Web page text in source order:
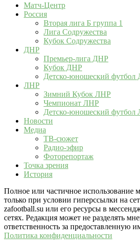
Матч-Центр
Россия
Вторая лига Б группа 1
Лига Содружества
Кубок Содружества
ДНР
Премьер-лига ДНР
Кубок ДНР
Детско-юношеский
ЛНР
Зимний Кубок ЛНР
Чемпионат ЛНР
Детско-юношеский
Новости
Медиа
ТВ-сюжет
Радио-эфир
Фоторепортаж
Точка зрения
История
Полное или частичное использование
только при условии гиперссылки на
zafootball.su или его ресурсы в
сетях. Редакция может не разделять
ответственность за предоставленную
Политика конфиденциальности